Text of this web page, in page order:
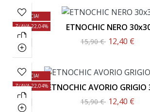
AKCIA!
ZĽAVA 22,04%
ETNOCHIC NERO
15,90 € 12,40 €
AKCIA!
ZĽAVA 22,04%ETNOCHIC AVORIO GRIGIO
15,90 € 12,40 €